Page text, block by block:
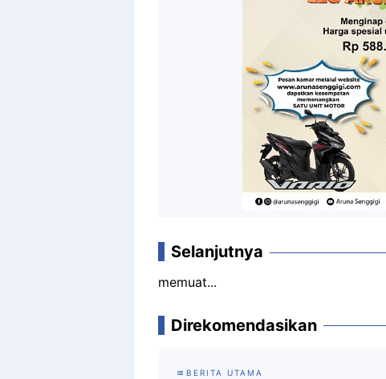
Selanjutnya
memuat...
Direkomendasikan
BERITA UTAMA